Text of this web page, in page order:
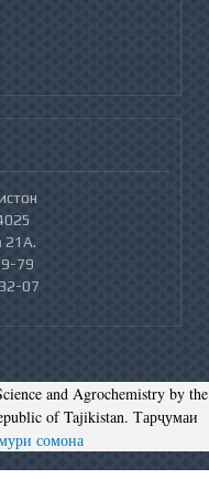
21А.
79
07
and Agrochemistry by the
of Tajikistan. Тарҷумаи
сомона